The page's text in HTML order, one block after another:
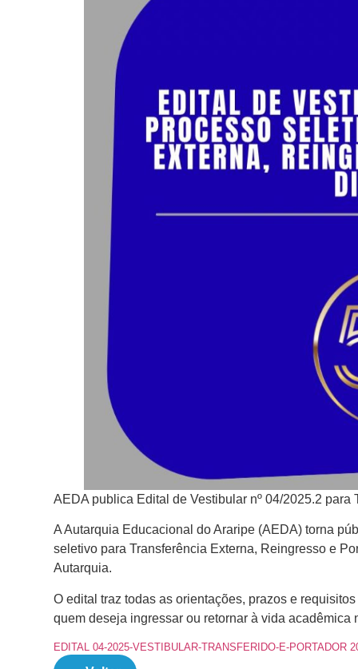
AEDA publica Edital de Vestibular nº 04/2025.2
A Autarquia Educacional do Araripe (AEDA) torna
seletivo para Transferência Externa, Reingresso e
Autarquia.
O edital traz todas as orientações, prazos e
quem deseja ingressar ou retornar à vida acadêmica
EDITAL 04-2025-VESTIBULAR-TRANSFERIDO-E-PORTADOR